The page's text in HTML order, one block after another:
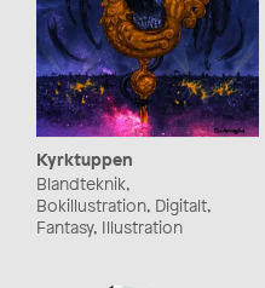
Kyrktuppen
Blandteknik,
Bokillustration, Digitalt,
Fantasy, Illustration